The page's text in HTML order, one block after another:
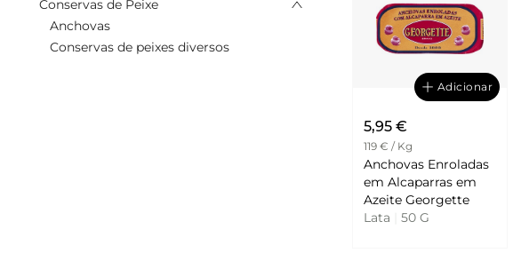
Conservas de Peixe
Anchovas
Conservas de peixes diversos
Adicionar
5,95 €
119 € / Kg
Anchovas Enroladas
em Alcaparras em
Azeite Georgette
Lata
50 G